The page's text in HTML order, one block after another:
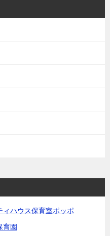
ィハウス保育室ポッポ
育園